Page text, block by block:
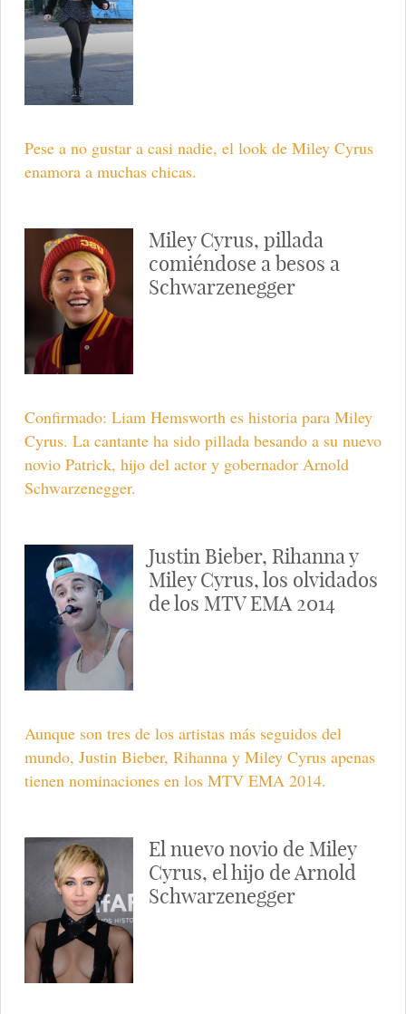
Pese a no gustar a casi nadie, el look de Miley Cyrus
enamora a muchas chicas.
Miley Cyrus, pillada
comiéndose a besos a
Schwarzenegger
Confirmado: Liam Hemsworth es historia para Miley
Cyrus. La cantante ha sido pillada besando a su nuevo
novio Patrick, hijo del actor y gobernador Arnold
Schwarzenegger.
Justin Bieber, Rihanna y
Miley Cyrus, los olvidados
de los MTV EMA 2014
Aunque son tres de los artistas más seguidos del
mundo, Justin Bieber, Rihanna y Miley Cyrus apenas
tienen nominaciones en los MTV EMA 2014.
El nuevo novio de Miley
Cyrus, el hijo de Arnold
Schwarzenegger